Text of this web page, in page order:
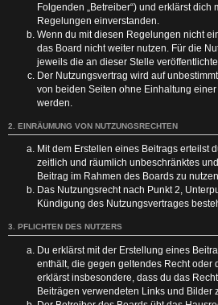
Folgenden „Betreiber“) und erklärst dich
Regelungen einverstanden.
Wenn du mit diesen Regelungen nicht
das Board nicht weiter nutzen. Für die
jeweils die an dieser Stelle
Der Nutzungsvertrag wird auf
von beiden Seiten ohne Einhaltung
werden.
2. EINRÄUMUNG VON NUTZUNGSRECHTEN
Mit dem Erstellen eines Beitrags erteilst
zeitlich und räumlich unbeschränktes
Beitrag im Rahmen des Boards zu
Das Nutzungsrecht nach Punkt 2,
Kündigung des Nutzungsvertrages
3. PFLICHTEN DES NUTZERS
Du erklärst mit der Erstellung eines
enthält, die gegen geltendes Recht oder
erklärst insbesondere, dass du das
Beiträgen verwendeten Links und Bilder